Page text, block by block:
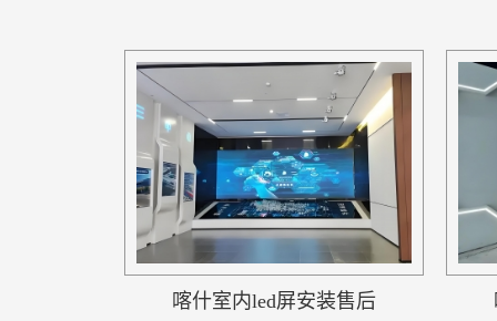
喀什室内led屏安装售后